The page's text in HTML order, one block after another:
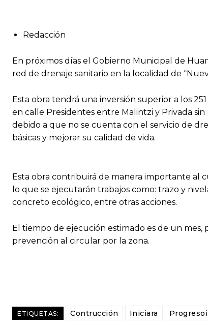
Redacción
En próximos días el Gobierno Municipal de
red de drenaje sanitario en la localidad de
Esta obra tendrá una inversión superior a los
en calle Presidentes entre Malintzi y Privada
debido a que no se cuenta con el servicio de
básicas y mejorar su calidad de vida.
Esta obra contribuirá de manera importante al
lo que se ejecutarán trabajos como: trazo y
concreto ecológico, entre otras acciones.
El tiempo de ejecución estimado es de un
prevención al circular por la zona.
ETIQUETAS: Contrucción Iniciara Progresoi